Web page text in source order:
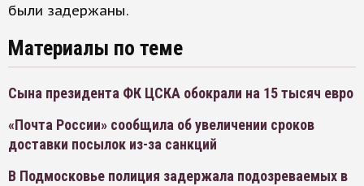
были задержаны.
Материалы по теме
Сына президента ФК ЦСКА обокрали на 15 тысяч евро
«Почта России» сообщила об увеличении сроков
доставки посылок из-за санкций
В Подмосковье полиция задержала подозреваемых в